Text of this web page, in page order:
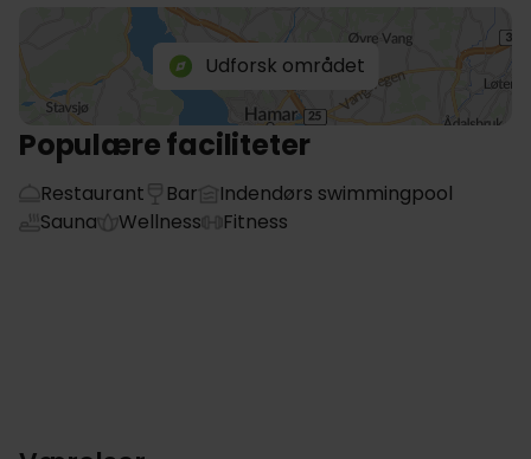
Udforsk området
Populære faciliteter
Restaurant Bar
Indendørs swimmingpool
Sauna
Wellness Fitness